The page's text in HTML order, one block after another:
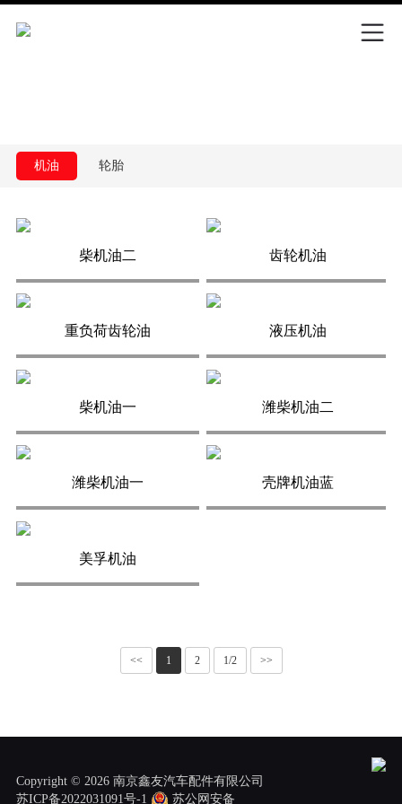
机油 轮胎
柴机油二 齿轮机油
重负荷齿轮油 液压机油
柴机油一 潍柴机油二
潍柴机油一 壳牌机油蓝
美孚机油
<< 1 2 1/2 >>
Copyright © 2026 南京鑫友汽车配件有限公司
苏ICP备2022031091号-1
苏公网安备